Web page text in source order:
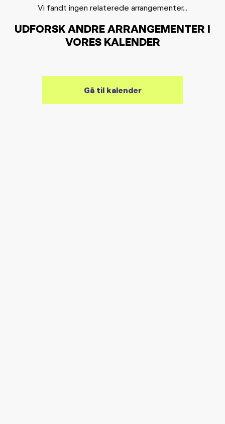
Vi fandt ingen relaterede arrangementer...
UDFORSK ANDRE ARRANGEMENTER I
VORES KALENDER
Gå til kalender